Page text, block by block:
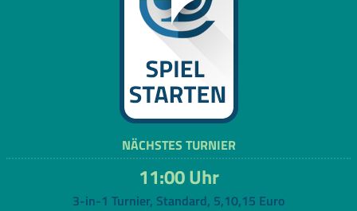
NÄCHSTES TURNIER
11:00 Uhr
3-in-1 Turnier, Standard, 5,10,15 Euro